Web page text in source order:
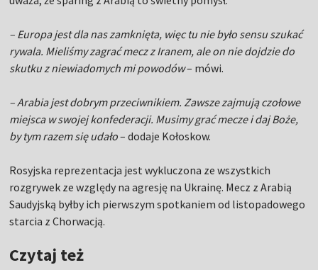
– Europa jest dla nas zamknięta, więc tu nie było sensu szukać
rywala. Mieliśmy zagrać mecz z Iranem, ale on nie dojdzie do
skutku z niewiadomych mi powodów– mówi.
– Arabia jest dobrym przeciwnikiem. Zawsze zajmują czołowe
miejsca w swojej konfederacji. Musimy grać mecze i daj Boże,
by tym razem się udało– dodaje Kołoskow.
Rosyjska reprezentacja jest wykluczona ze wszystkich
rozgrywek ze względy na agresję na Ukrainę. Mecz z Arabią
Saudyjską byłby ich pierwszym spotkaniem od listopadowego
starcia z Chorwacją.
Czytaj też